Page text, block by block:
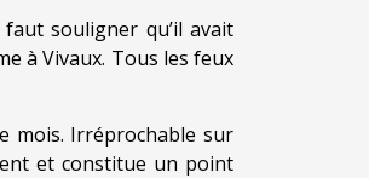
souligner qu’il avait
à Vivaux. Tous les feux
mois. Irréprochable sur
et constitue un point